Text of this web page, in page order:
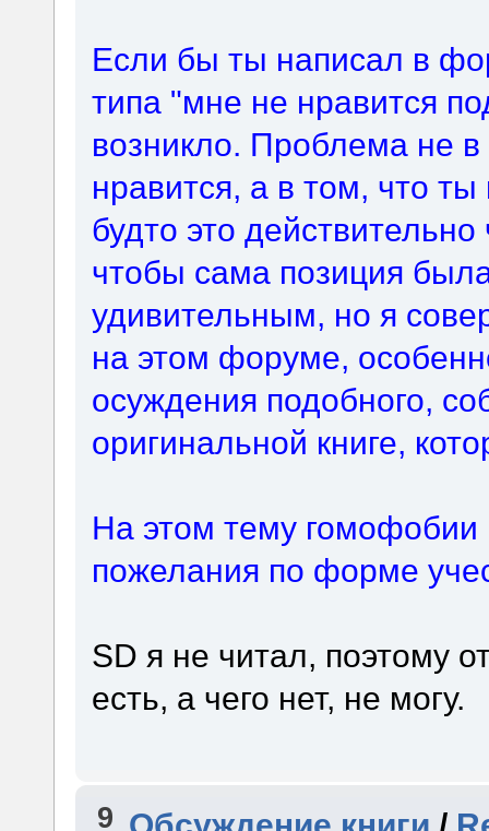
Если бы ты написал в
типа "мне не нравится
возникло. Проблема не в
нравится, а в том, что
будто это
чтобы сама позиция
удивительным, но я
на этом форуме,
осуждения подобного,
оригинальной книге,
На этом тему
пожелания по форме
SD я не читал, поэтому
есть, а чего нет, не могу.
9